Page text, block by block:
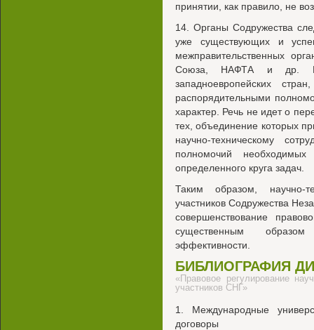
принятии, как правило, не
14. Органы Содружества
уже существующих и
межправительственных
Союза, НАФТА и др.
западноевропейских
распорядительными
характер. Речь не идет о
тех, объединение которых
научно-техническому
полномочий
определенного круга задач.
Таким образом, научно-
участников Содружества
совершенствование
существенным
эффективности.
БИБЛИОГРАФИЯ
«Правовое регулирование
участников СНГ»
1. Международные
договоры